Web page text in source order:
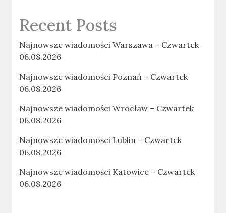
Recent Posts
Najnowsze wiadomości Warszawa – Czwartek
06.08.2026
Najnowsze wiadomości Poznań – Czwartek
06.08.2026
Najnowsze wiadomości Wrocław – Czwartek
06.08.2026
Najnowsze wiadomości Lublin – Czwartek
06.08.2026
Najnowsze wiadomości Katowice – Czwartek
06.08.2026